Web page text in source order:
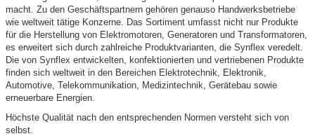
macht. Zu den Geschäftspartnern gehören genauso Handwerksbetriebe
wie weltweit tätige Konzerne. Das Sortiment umfasst nicht nur Produkte
für die Herstellung von Elektromotoren, Generatoren und Transformatoren,
es erweitert sich durch zahlreiche Produktvarianten, die Synflex veredelt.
Die von Synflex entwickelten, konfektionierten und vertriebenen Produkte
finden sich weltweit in den Bereichen Elektrotechnik, Elektronik,
Automotive, Telekommunikation, Medizintechnik, Gerätebau sowie
erneuerbare Energien.
Höchste Qualität nach den entsprechenden Normen versteht sich von
selbst.